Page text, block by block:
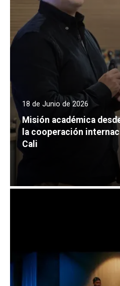
18 de Junio de 2026
Misión académica
la cooperación
Cali